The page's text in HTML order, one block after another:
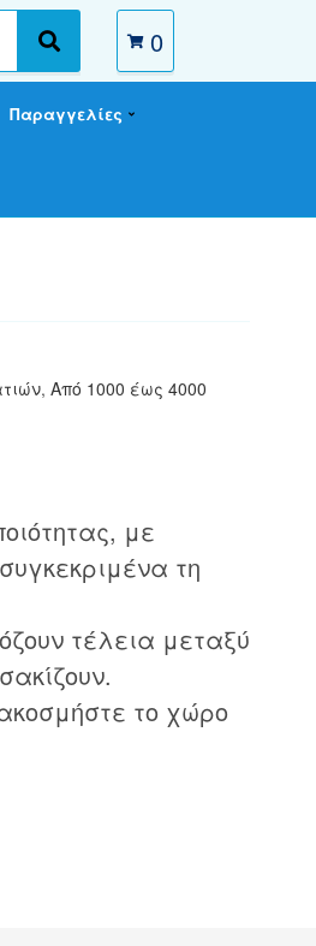
S
e
r
0
Παραγγελίες
,Από 1000 έως 4000
με
τη
τέλεια μεταξύ
το χώρο